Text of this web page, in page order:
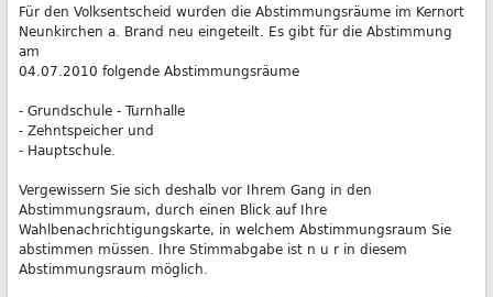
Für den Volksentscheid wurden die Abstimmungsräume im Kernort
Neunkirchen a. Brand neu eingeteilt. Es gibt für die Abstimmung
am
04.07.2010 folgende Abstimmungsräume
- Grundschule - Turnhalle
- Zehntspeicher und
- Hauptschule.
Vergewissern Sie sich deshalb vor Ihrem Gang in den
Abstimmungsraum, durch einen Blick auf Ihre
Wahlbenachrichtigungskarte, in welchem Abstimmungsraum Sie
abstimmen müssen. Ihre Stimmabgabe ist n u r in diesem
Abstimmungsraum möglich.